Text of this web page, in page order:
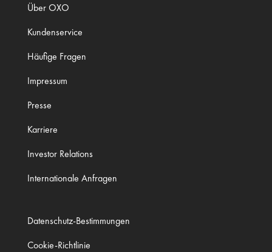
Über OXO
Kundenservice
Häufige Fragen
Impressum
Presse
Karriere
Investor Relations
Internationale Anfragen
Datenschutz-Bestimmungen
Cookie-Richtlinie